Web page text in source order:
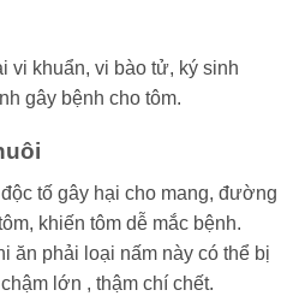
vi khuẩn, vi bào tử, ký sinh
gây bệnh cho tôm.
tố gây hại cho mang, đường
khiến tôm dễ mắc bệnh.
ăn phải loại nấm này có thể bị
lớn , thậm chí chết.